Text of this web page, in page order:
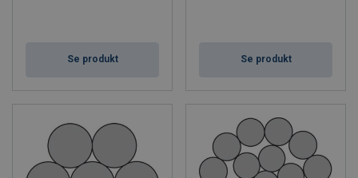
Se produkt Se produkt